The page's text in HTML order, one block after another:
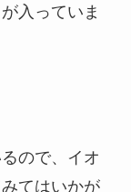
入っていま
ので、イオ
てはいかが